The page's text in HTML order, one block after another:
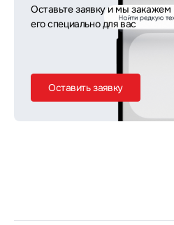
Оставьте заявку и мы закажем
его специально для вас
Оставить заявку